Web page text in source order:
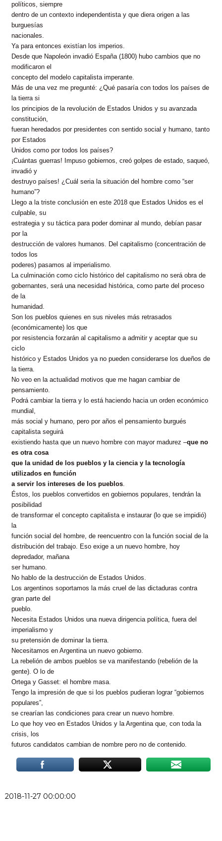
políticos, siempre
dentro de un contexto independentista y que diera origen a las
burguesías
nacionales.
Ya para entonces existían los imperios.
Desde que Napoleón invadió España (1800) hubo cambios que no
modificaron el
concepto del modelo capitalista imperante.
Más de una vez me pregunté: ¿Qué pasaría con todos los países de
la tierra si
los principios de la revolución de Estados Unidos y su avanzada
constitución,
fueran heredados por presidentes con sentido social y humano, tanto
por Estados
Unidos como por todos los países?
¡Cuántas guerras! Impuso gobiernos, creó golpes de estado, saqueó,
invadió y
destruyo países! ¿Cuál seria la situación del hombre como “ser
humano”?
Llego a la triste conclusión en este 2018 que Estados Unidos es el
culpable, su
estrategia y su táctica para poder dominar al mundo, debían pasar
por la
destrucción de valores humanos. Del capitalismo (concentración de
todos los
poderes) pasamos al imperialismo.
La culminación como ciclo histórico del capitalismo no será obra de
gobernantes, será una necesidad histórica, como parte del proceso
de la
humanidad.
Son los pueblos quienes en sus niveles más retrasados
(económicamente) los que
por resistencia forzarán al capitalismo a admitir y aceptar que su
ciclo
histórico y Estados Unidos ya no pueden considerarse los dueños de
la tierra.
No veo en la actualidad motivos que me hagan cambiar de
pensamiento.
Podrá cambiar la tierra y lo está haciendo hacia un orden económico
mundial,
más social y humano, pero por años el pensamiento burgués
capitalista seguirá
existiendo hasta que un nuevo hombre con mayor madurez –que no
es otra cosa
que la unidad de los pueblos y la ciencia y la tecnología
utilizados en función
a servir los intereses de los pueblos.
Éstos, los pueblos convertidos en gobiernos populares, tendrán la
posibilidad
de transformar el concepto capitalista e instaurar (lo que se impidió)
la
función social del hombre, de reencuentro con la función social de la
distribución del trabajo. Eso exige a un nuevo hombre, hoy
depredador, mañana
ser humano.
No hablo de la destrucción de Estados Unidos.
Los argentinos soportamos la más cruel de las dictaduras contra
gran parte del
pueblo.
Necesita Estados Unidos una nueva dirigencia política, fuera del
imperialismo y
su pretensión de dominar la tierra.
Necesitamos en Argentina un nuevo gobierno.
La rebelión de ambos pueblos se va manifestando (rebelión de la
gente). O lo de
Ortega y Gasset: el hombre masa.
Tengo la impresión de que si los pueblos pudieran lograr “gobiernos
populares”,
se crearían las condiciones para crear un nuevo hombre.
Lo que hoy veo en Estados Unidos y la Argentina que, con toda la
crisis, los
futuros candidatos cambian de nombre pero no de contenido.
2018-11-27 00:00:00